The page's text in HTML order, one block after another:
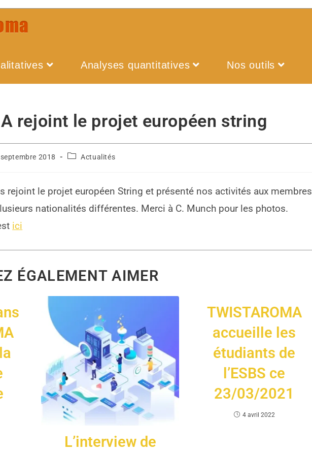
Analyses quantitatives Nos outils
rejoint le projet européen string
2018 Actualités
rejoint le projet européen String et présenté nos activités aux membres
nationalités différentes. Merci à C. Munch pour les photos.
ici
ÉGALEMENT AIMER
L’interview de
TWISTAROMA
accueille les
étudiants de
l’ESBS ce
23/03/2021
4 avril 2022